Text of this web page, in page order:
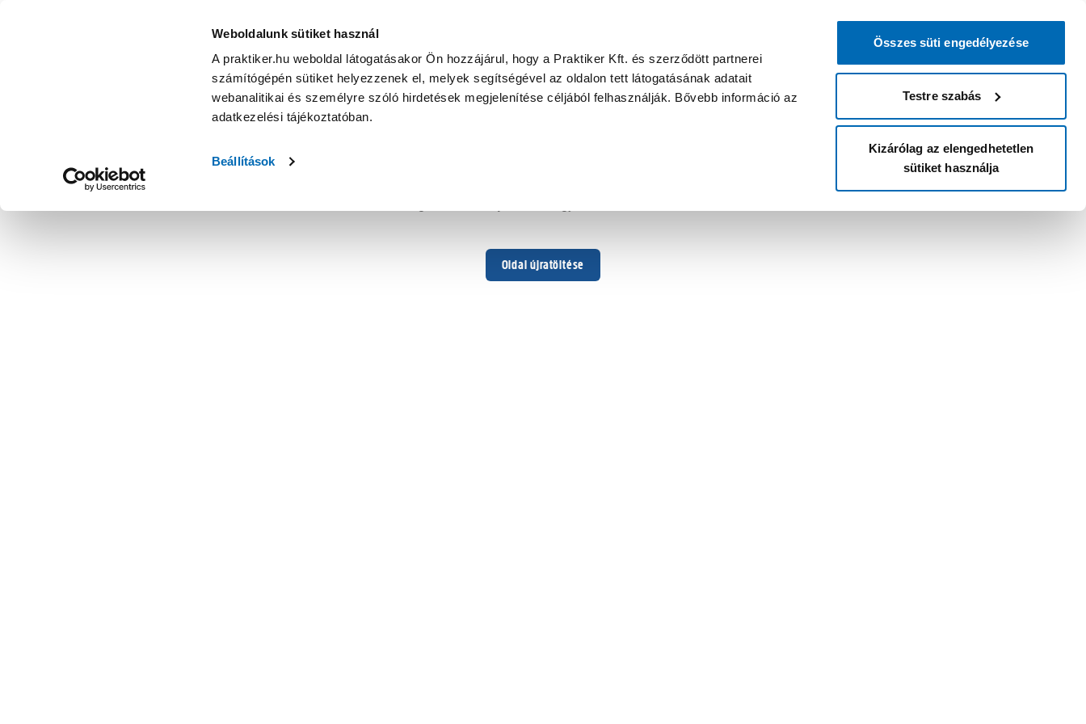
Weboldalunk sütiket használ
A praktiker.hu weboldal látogatásakor Ön hozzájárul, hogy a Praktiker Kft. és szerződött partnerei
számítógépén sütiket helyezzenek el, melyek segítségével az oldalon tett látogatásának adatait
webanalitikai és személyre szóló hirdetések megjelenítése céljából felhasználják. Bővebb információ az
adatkezelési tájékoztatóban.
Beállítások
Összes süti engedélyezése
Testre szabás
Kizárólag az elengedhetetlen
sütiket használja
Oldal újratöltése